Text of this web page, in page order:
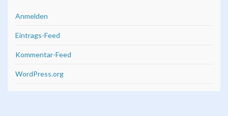
Anmelden
Eintrags-Feed
Kommentar-Feed
WordPress.org